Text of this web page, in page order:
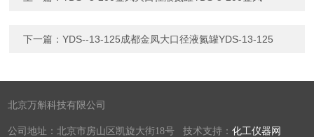
下一篇：YDS--13-125成都金凤大口径液氮罐YDS-13-125
北京万斛科技有限公司
公司地址：北京市房山区凯旋大街18号 技术支持：化工仪器网